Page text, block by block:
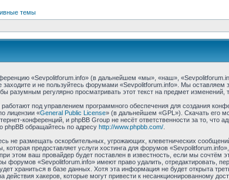
темы
«Sevpolitforum.info» (в дальнейшем «мы», «наш»,
заходите и не пользуйтесь форумами «Sevpolitforum.info». Мы
разумным регулярно просматривать этот текст на предмет
под управлением программного обеспечения для создания
лицензии «General Public License» (в дальнейшем «GPL»). Скачать его
конференций, и phpBB Group не несёт ответственности за то,
phpBB обращайтесь по адресу http://www.phpbb.com/.
не размещать оскорбительных, угрожающих, клеветнических
которая предоставляет услуги хостинга для форумов
этом ваш провайдер будет поставлен в известность, если мы
форумов «Sevpolitforum.info» имеют право удалить, отредактировать,
храниться в базе данных. Хотя эта информация не будет открыта
действия хакеров, которые могут привести к несанкционированному